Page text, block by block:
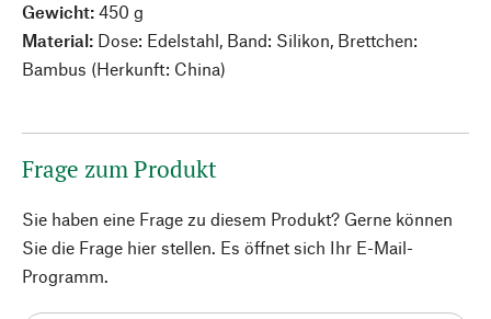
Gewicht: 450 g
Material: Dose: Edelstahl, Band: Silikon, Brettchen:
Bambus (Herkunft: China)
Frage zum Produkt
Sie haben eine Frage zu diesem Produkt? Gerne können
Sie die Frage hier stellen. Es öffnet sich Ihr E-Mail-
Programm.